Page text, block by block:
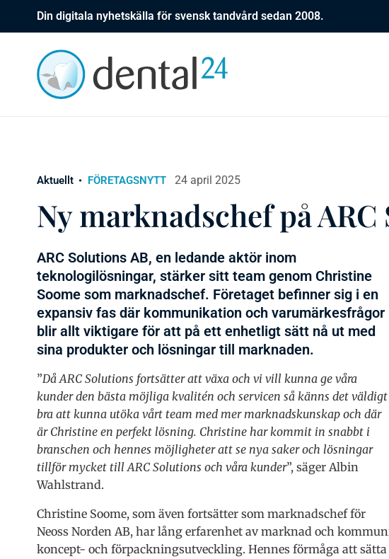
Din digitala nyhetskälla för svensk tandvård sedan 2008.
Aktuellt FÖRETAGSNYTT 24 april 2025
Ny marknadschef på
ARC Solutions AB, en ledande aktör inom
teknologilösningar, stärker sitt team genom Christine
Soome som marknadschef. Företaget befinner sig i en
expansiv fas där kommunikation och varumärkesfrågor
blir allt viktigare för att på ett enhetligt sätt nå ut med
sina produkter och lösningar till marknaden.
”Då ARC Solutions fortsätter att växa och vi vill kunna ge våra
kunder den bästa möjliga kvalitén och servicen så känns det väldigt
bra att kunna utöka vårt team med mer marknadskunskap och där
är Christine en perfekt lösning. Christine har kommit in snabbt i
branschen och hennes möjligheter att se nya saker och lösningar
tillför mycket till ARC Solutions och våra kunder”, säger Albin
Wahlstrand.
Christine Soome, som även fortsätter som marknadschef för
Neoss Norden AB, har lång erfarenhet av marknad och
koncept- och förpackningsutveckling. Hennes förmåga att